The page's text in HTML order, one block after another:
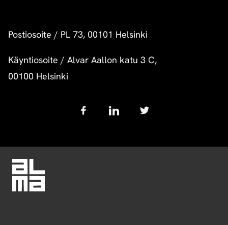
Postiosoite / PL 73, 00101 Helsinki
Käyntiosoite / Alvar Aallon katu 3 C,
00100 Helsinki